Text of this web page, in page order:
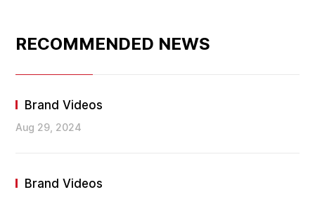
RECOMMENDED NEWS
Brand Videos
Aug 29, 2024
Brand Videos